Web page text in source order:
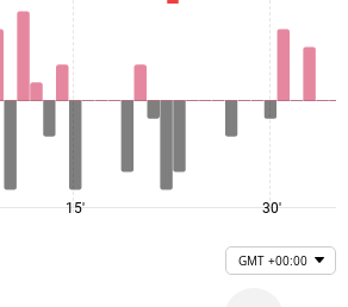
15' 30'
GMT +00:00